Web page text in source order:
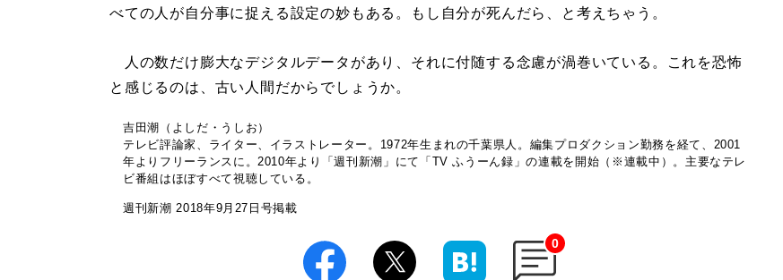
べての人が自分事に捉える設定の妙もある。もし自分が死んだら、と考えちゃう。
人の数だけ膨大なデジタルデータがあり、それに付随する念慮が渦巻いている。これを恐怖
と感じるのは、古い人間だからでしょうか。
吉田潮（よしだ・うしお）
テレビ評論家、ライター、イラストレーター。1972年生まれの千葉県人。編集プロダクション勤務を経て、2001
年よりフリーランスに。2010年より「週刊新潮」にて「TV ふうーん録」の連載を開始（※連載中）。主要なテレ
ビ番組はほぼすべて視聴している。
週刊新潮 2018年9月27日号掲載
0